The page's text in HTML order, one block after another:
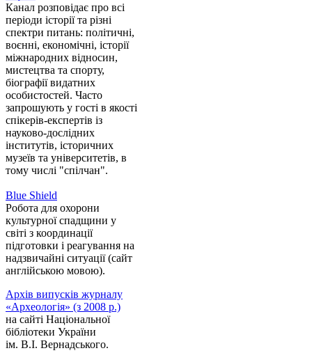
Канал розповідає про всі
періоди історії та різні
спектри питань: політичні,
воєнні, економічні, історії
міжнародних відносин,
мистецтва та спорту,
біографії видатних
особистостей. Часто
запрошують у гості в якості
спікерів-експертів із
науково-дослідних
інститутів, історичних
музеїв та університетів, в
тому числі "спілчан".
Blue Shield
Робота для охорони
культурної спадщини у
світі з координації
підготовки і реагування на
надзвичайні ситуації (сайт
англійською мовою).
Архів випусків журналу
«Археологія» (з 2008 р.)
на сайті Національної
бібліотеки України
ім. В.І. Вернадського.